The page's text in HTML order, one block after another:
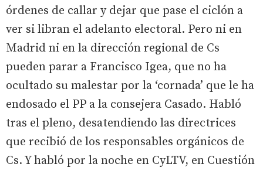
órdenes de callar y dejar que pase el ciclón a
ver si libran el adelanto electoral. Pero ni en
Madrid ni en la dirección regional de Cs
pueden parar a Francisco Igea, que no ha
ocultado su malestar por la ‘cornada’ que le ha
endosado el PP a la consejera Casado. Habló
tras el pleno, desatendiendo las directrices
que recibió de los responsables orgánicos de
Cs. Y habló por la noche en CyLTV, en Cuestión